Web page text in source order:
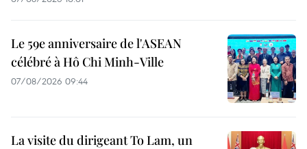
Le 59e anniversaire de l'ASEAN
célébré à Hô Chi Minh-Ville
07/08/2026 09:44
La visite du dirigeant To Lam, un